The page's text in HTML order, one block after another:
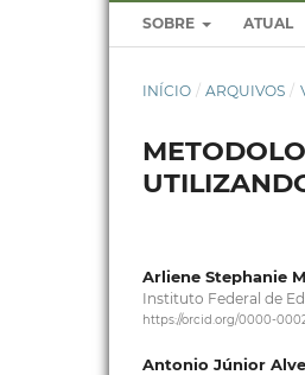
SOBRE ATUAL
INÍCIO / ARQUIVOS /
Arliene Stephanie
Instituto Federal de
https://orcid.org/0000-
Antonio Júnior